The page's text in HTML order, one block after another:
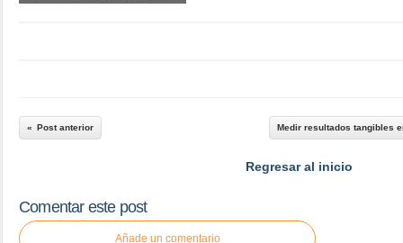
Post anterior Medir resultados tangibles
Regresar al inicio
Comentar este post
Añade un comentario